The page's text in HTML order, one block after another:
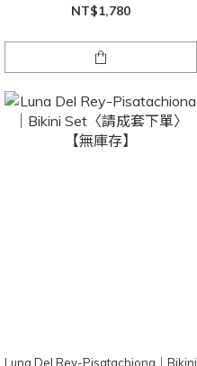
NT$1,780
Luna Del Rey-Pisatachiona｜Bikini